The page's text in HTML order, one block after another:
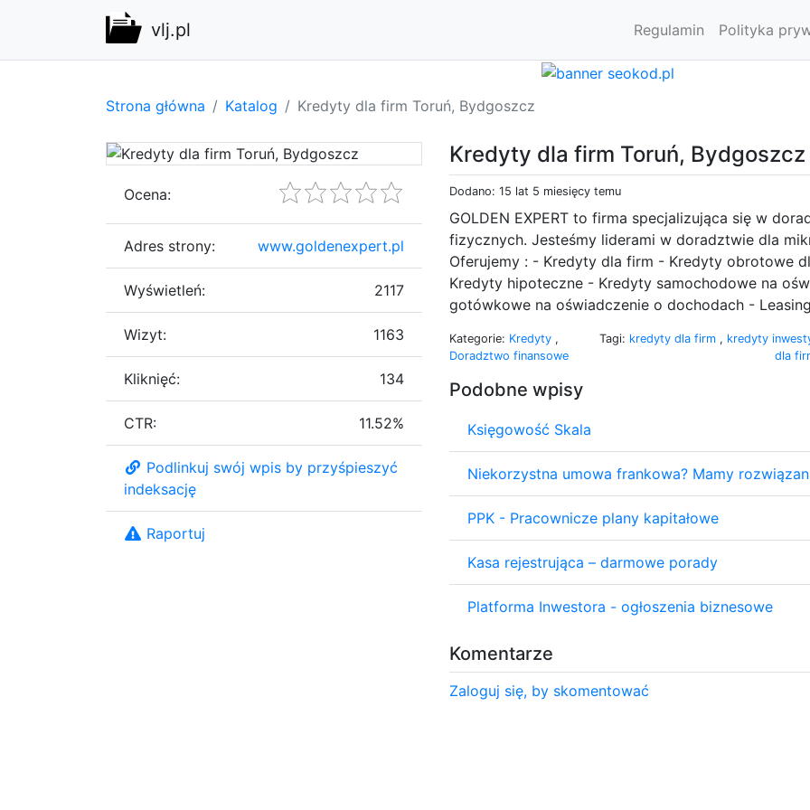
vlj.pl Regulamin Polityka
Strona główna Katalog Kredyty dla firm Toruń, Bydgoszcz
Kredyty dla firm Toruń, Bydgoszcz
Dodano: 15 lat 5 miesięcy temu
GOLDEN EXPERT to firma specjalizująca się w
fizycznych. Jesteśmy liderami w doradztwie dla
Oferujemy : - Kredyty dla firm - Kredyty obrotowe
Kredyty hipoteczne - Kredyty samochodowe na
gotówkowe na oświadczenie o dochodach -
Kategorie: Kredyty ,
Doradztwo finansowe
Tagi: kredyty dla firm , kredyty
dla
Podobne wpisy
Księgowość Skala
Niekorzystna umowa frankowa? Mamy
PPK - Pracownicze plany kapitałowe
Kasa rejestrująca – darmowe porady
Platforma Inwestora - ogłoszenia biznesowe
Komentarze
Zaloguj się, by skomentować
Ocena:
Adres strony: www.goldenexpert.pl
Wyświetleń: 2117
Wizyt: 1163
Kliknięć: 134
CTR: 11.52%
Podlinkuj swój wpis by przyśpieszyć
indeksację
Raportuj